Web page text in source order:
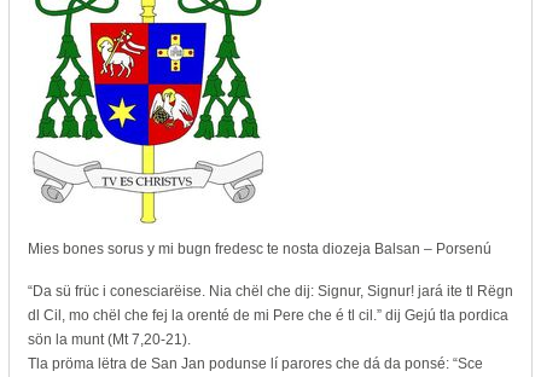
Mies bones sorus y mi bugn fredesc te nosta diozeja Balsan – Porsenú
“Da sü früc i conesciarëise. Nia chël che dij: Signur, Signur! jará ite tl Rëgn
dl Cil, mo chël che fej la orenté de mi Pere che é tl cil.” dij Gejú tla pordica
sön la munt (Mt 7,20-21).
Tla pröma lëtra de San Jan podunse lí parores che dá da ponsé: “Sce